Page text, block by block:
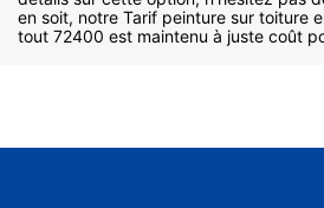
en soit, notre Tarif peinture sur toiture
tout 72400 est maintenu à juste coût